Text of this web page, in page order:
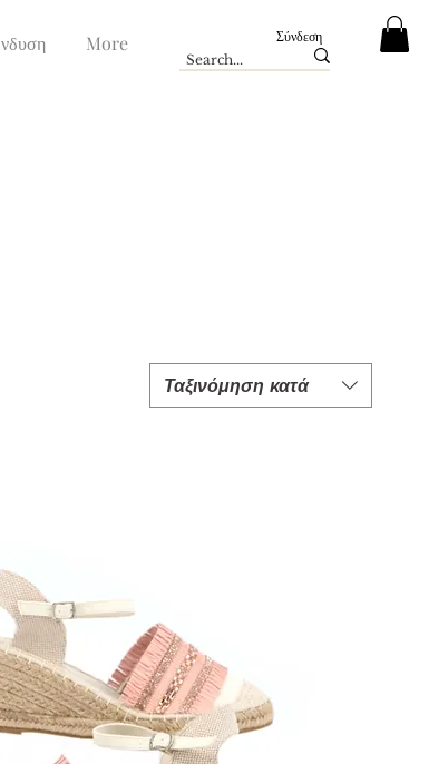
Σύνδεση
More
Ταξινόμηση κατά